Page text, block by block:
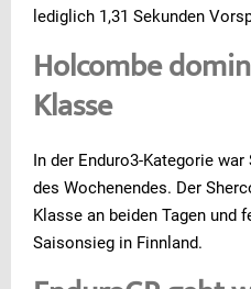
lediglich 1,31 Sekunden
Holcombe
Klasse
In der Enduro3-Kategorie
des Wochenendes. Der
Klasse an beiden Tagen und
Saisonsieg in Finnland.